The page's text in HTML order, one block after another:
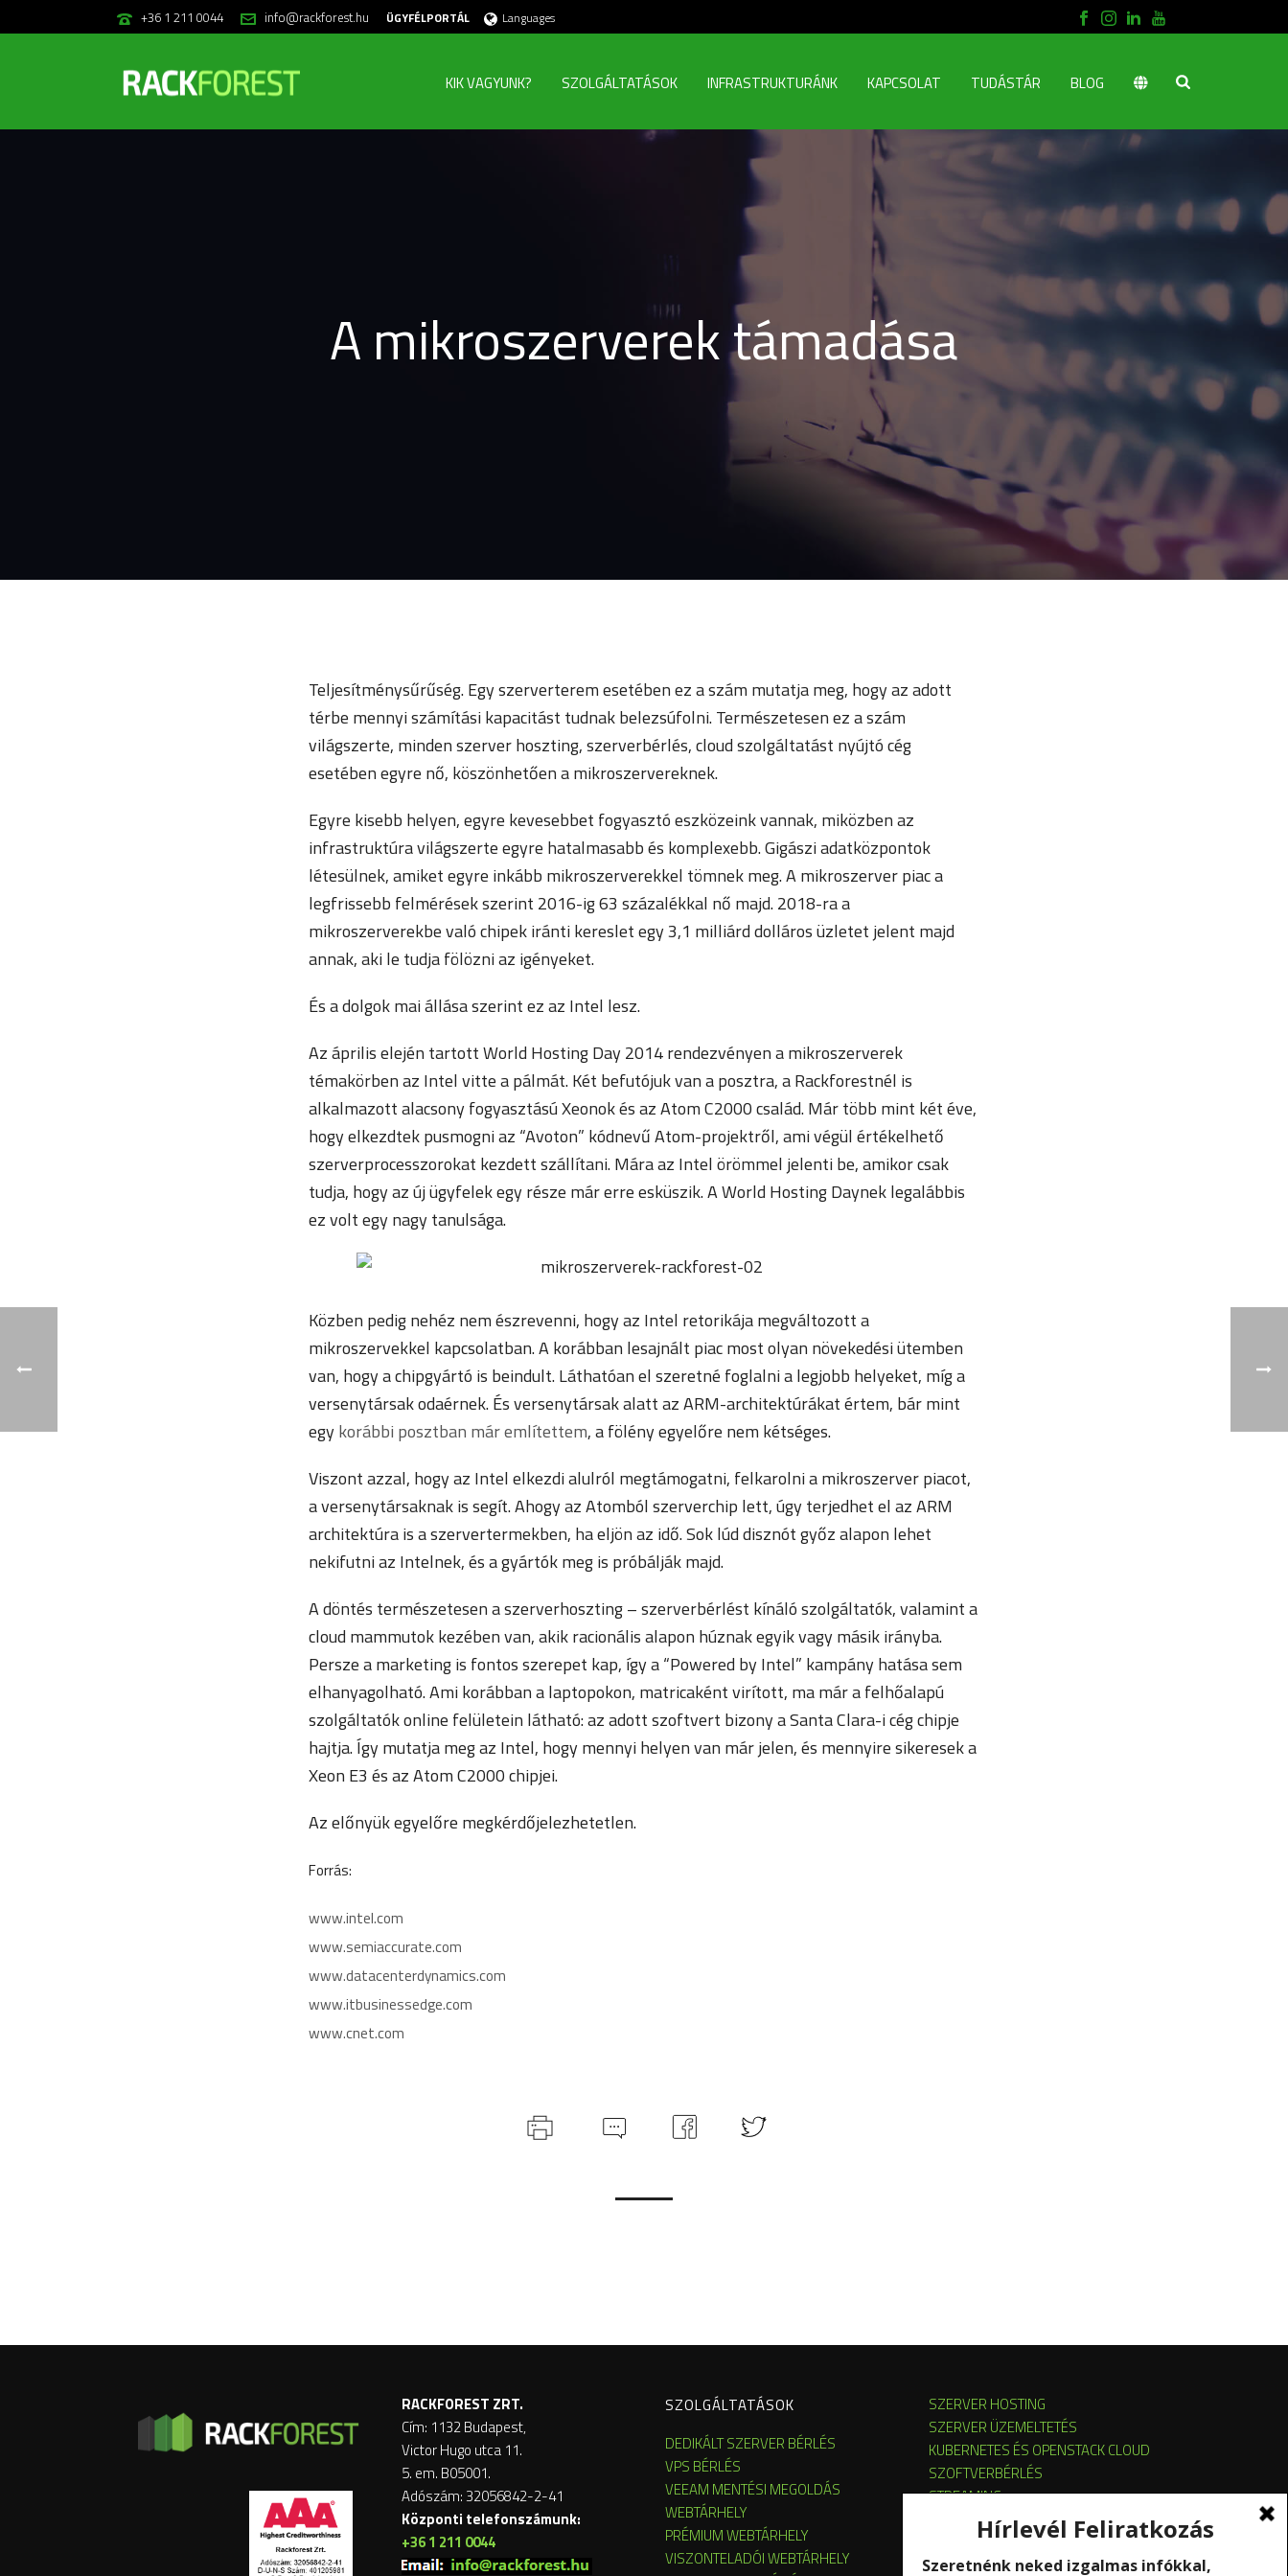
+36 1 211 0044 info@rackforest.hu ÜGYFÉLPORTÁL Languages
KIK VAGYUNK? SZOLGÁLTATÁSOK INFRASTRUKTURÁNK KAPCSOLAT TUDÁSTÁR BLOG
A mikroszerverek támadása
Teljesítménysűrűség. Egy szerverterem esetében ez a szám mutatja meg, hogy az adott
térbe mennyi számítási kapacitást tudnak belezsúfolni. Természetesen ez a szám
világszerte, minden szerver hoszting, szerverbérlés, cloud szolgáltatást nyújtó cég
esetében egyre nő, köszönhetően a mikroszervereknek.
Egyre kisebb helyen, egyre kevesebbet fogyasztó eszközeink vannak, miközben az
infrastruktúra világszerte egyre hatalmasabb és komplexebb. Gigászi adatközpontok
létesülnek, amiket egyre inkább mikroszerverekkel tömnek meg. A mikroszerver piac a
legfrissebb felmérések szerint 2016-ig 63 százalékkal nő majd. 2018-ra a
mikroszerverekbe való chipek iránti kereslet egy 3,1 milliárd dolláros üzletet jelent majd
annak, aki le tudja fölözni az igényeket.
És a dolgok mai állása szerint ez az Intel lesz.
Az április elején tartott World Hosting Day 2014 rendezvényen a mikroszerverek
témakörben az Intel vitte a pálmát. Két befutójuk van a posztra, a Rackforestnél is
alkalmazott alacsony fogyasztású Xeonok és az Atom C2000 család. Már több mint két éve,
hogy elkezdtek pusmogni az “Avoton” kódnevű Atom-projektről, ami végül értékelhető
szerverprocesszorokat kezdett szállítani. Mára az Intel örömmel jelenti be, amikor csak
tudja, hogy az új ügyfelek egy része már erre esküszik. A World Hosting Daynek legalábbis
ez volt egy nagy tanulsága.
Közben pedig nehéz nem észrevenni, hogy az Intel retorikája megváltozott a
mikroszervekkel kapcsolatban. A korábban lesajnált piac most olyan növekedési ütemben
van, hogy a chipgyártó is beindult. Láthatóan el szeretné foglalni a legjobb helyeket, míg a
versenytársak odaérnek. És versenytársak alatt az ARM-architektúrákat értem, bár mint
egykorábbi posztban már említettem, a fölény egyelőre nem kétséges.
Viszont azzal, hogy az Intel elkezdi alulról megtámogatni, felkarolni a mikroszerver piacot,
a versenytársaknak is segít. Ahogy az Atomból szerverchip lett, úgy terjedhet el az ARM
architektúra is a szervertermekben, ha eljön az idő. Sok lúd disznót győz alapon lehet
nekifutni az Intelnek, és a gyártók meg is próbálják majd.
A döntés természetesen a szerverhoszting – szerverbérlést kínáló szolgáltatók, valamint a
cloud mammutok kezében van, akik racionális alapon húznak egyik vagy másik irányba.
Persze a marketing is fontos szerepet kap, így a “Powered by Intel” kampány hatása sem
elhanyagolható. Ami korábban a laptopokon, matricaként virított, ma már a felhőalapú
szolgáltatók online felületein látható: az adott szoftvert bizony a Santa Clara-i cég chipje
hajtja. Így mutatja meg az Intel, hogy mennyi helyen van már jelen, és mennyire sikeresek a
Xeon E3 és az Atom C2000 chipjei.
Az előnyük egyelőre megkérdőjelezhetetlen.
Forrás:
www.intel.com
www.semiaccurate.com
www.datacenterdynamics.com
www.itbusinessedge.com
www.cnet.com
RACKFOREST ZRT.
Cím: 1132 Budapest,
Victor Hugo utca 11.
5. em. B05001.
Adószám: 32056842-2-41
Központi telefonszámunk:
+36 1 211 0044
SZOLGÁLTATÁSOK
DEDIKÁLT SZERVER BÉRLÉS
VPS BÉRLÉS
VEEAM MENTÉSI MEGOLDÁS
WEBTÁRHELY
PRÉMIUM WEBTÁRHELY
VISZONTELADÓI WEBTÁRHELY
SZERVER HOSTING
SZERVER ÜZEMELTETÉS
KUBERNETES ÉS OPENSTACK CLOUD
SZOFTVERBÉRLÉS
STREAMING